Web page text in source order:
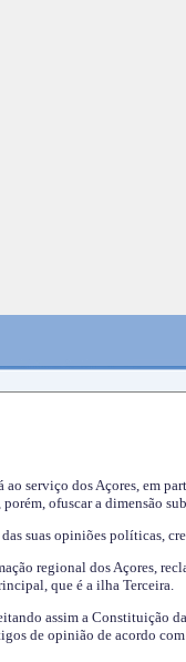
serviço dos Açores, em
ofuscar a dimensão
suas opiniões políticas,
regional dos Açores,
que é a ilha Terceira.
assim a Constituição
de opinião de acordo